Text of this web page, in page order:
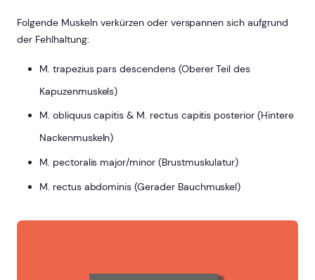
Folgende Muskeln verkürzen oder verspannen sich aufgrund
der Fehlhaltung:
M. trapezius pars descendens (Oberer Teil des
Kapuzenmuskels)
M. obliquus capitis & M. rectus capitis posterior (Hintere
Nackenmuskeln)
M. pectoralis major/minor (Brustmuskulatur)
M. rectus abdominis (Gerader Bauchmuskel)